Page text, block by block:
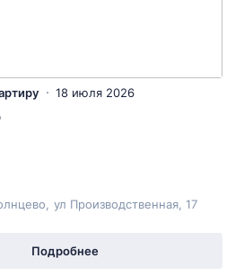
18 июля 2026
ул Производственная , 17
Подробнее